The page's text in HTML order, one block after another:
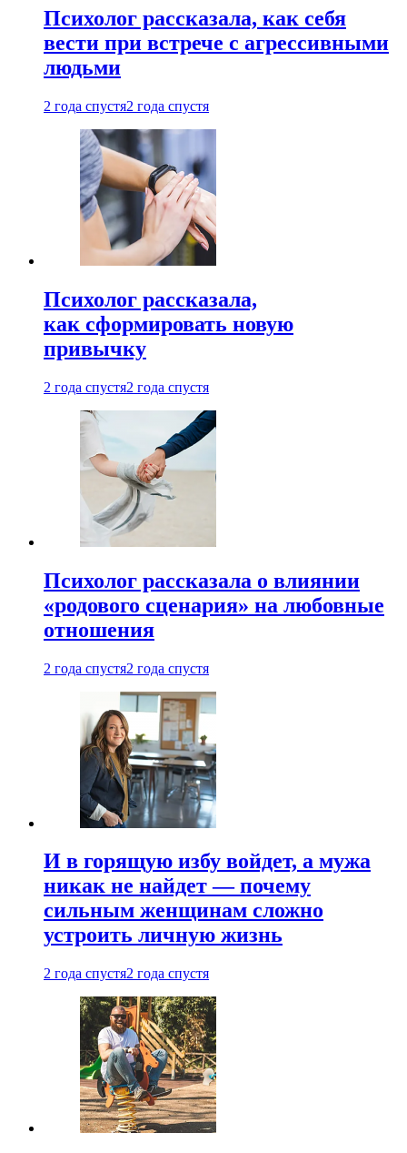
Психолог рассказала, как себя
вести при встрече с агрессивными
людьми
2 года спустя2 года спустя
Психолог рассказала,
как сформировать новую
привычку
2 года спустя2 года спустя
Психолог рассказала о влиянии
«родового сценария» на любовные
отношения
2 года спустя2 года спустя
И в горящую избу войдет, а мужа
никак не найдет — почему
сильным женщинам сложно
устроить личную жизнь
2 года спустя2 года спустя